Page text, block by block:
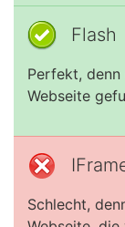
Flash
Perfekt,
Webseite
Schlecht,